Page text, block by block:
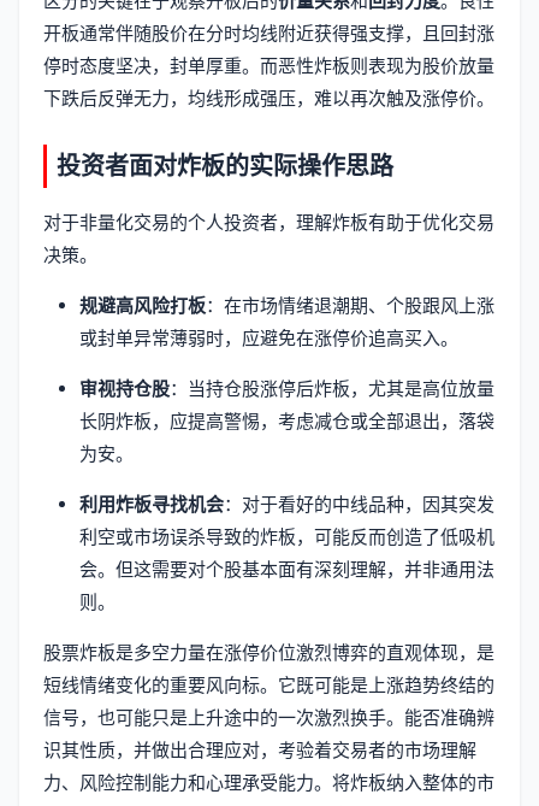
开板通常伴随股价在分时均线附近获得强支撑，且回封涨
停时态度坚决，封单厚重。而恶性炸板则表现为股价放量
下跌后反弹无力，均线形成强压，难以再次触及涨停价。
投资者面对炸板的实际操作思路
对于非量化交易的个人投资者，理解炸板有助于优化交易
决策。
规避高风险打板：在市场情绪退潮期、个股跟风上涨
或封单异常薄弱时，应避免在涨停价追高买入。
审视持仓股：当持仓股涨停后炸板，尤其是高位放量
长阴炸板，应提高警惕，考虑减仓或全部退出，落袋
为安。
利用炸板寻找机会：对于看好的中线品种，因其突发
利空或市场误杀导致的炸板，可能反而创造了低吸机
会。但这需要对个股基本面有深刻理解，并非通用法
则。
股票炸板是多空力量在涨停价位激烈博弈的直观体现，是
短线情绪变化的重要风向标。它既可能是上涨趋势终结的
信号，也可能只是上升途中的一次激烈换手。能否准确辨
识其性质，并做出合理应对，考验着交易者的市场理解
力、风险控制能力和心理承受能力。将炸板纳入整体的市